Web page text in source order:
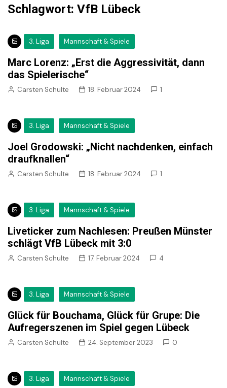
Schlagwort: VfB Lübeck
3. Liga Mannschaft & Spiele
Marc Lorenz: „Erst die Aggressivität, dann
das Spielerische“
Carsten Schulte 18. Februar 2024 1
3. Liga Mannschaft & Spiele
Joel Grodowski: „Nicht nachdenken, einfach
draufknallen“
Carsten Schulte 18. Februar 2024 1
3. Liga Mannschaft & Spiele
Liveticker zum Nachlesen: Preußen Münster
schlägt VfB Lübeck mit 3:0
Carsten Schulte 17. Februar 2024 4
3. Liga Mannschaft & Spiele
Glück für Bouchama, Glück für Grupe: Die
Aufregerszenen im Spiel gegen Lübeck
Carsten Schulte 24. September 2023 0
3. Liga Mannschaft & Spiele